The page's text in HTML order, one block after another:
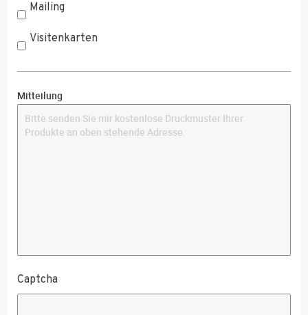
Mailing
Visitenkarten
Mitteilung
Captcha